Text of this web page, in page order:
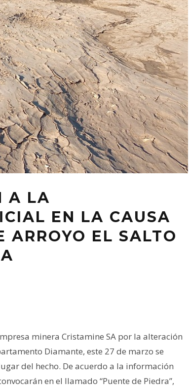
A LA
EN LA CAUSA
ARROYO EL SALTO
minera Cristamine SA por la alteración
Diamante, este 27 de marzo se
del hecho. De acuerdo a la información
en el llamado “Puente de Piedra”,